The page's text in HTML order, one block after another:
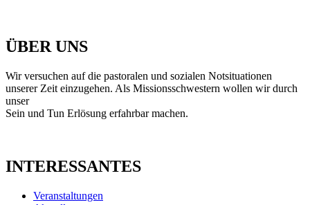
ÜBER UNS
Wir versuchen auf die pastoralen und sozialen Notsituationen
unserer Zeit einzugehen. Als Missionsschwestern wollen wir durch
unser
Sein und Tun Erlösung erfahrbar machen.
INTERESSANTES
Veranstaltungen